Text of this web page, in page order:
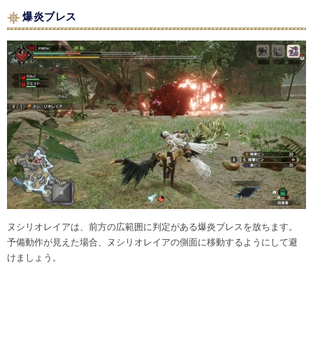
爆炎ブレス
ヌシリオレイアは、前方の広範囲に判定がある爆炎ブレスを放ちます。
予備動作が見えた場合、ヌシリオレイアの側面に移動するようにして避
けましょう。